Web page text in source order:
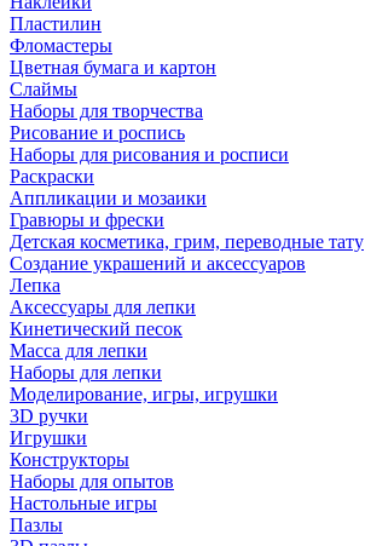
Пластилин
Фломастеры
Цветная бумага и картон
Слаймы
Наборы для творчества
Рисование и роспись
Наборы для рисования и росписи
Раскраски
Аппликации и мозаики
Гравюры и фрески
Детская косметика, грим, переводные тату
Создание украшений и аксессуаров
Лепка
Аксессуары для лепки
Кинетический песок
Масса для лепки
Наборы для лепки
Моделирование, игры, игрушки
3D ручки
Игрушки
Конструкторы
Наборы для опытов
Настольные игры
Пазлы